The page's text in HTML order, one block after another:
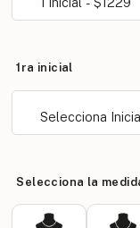
1ra inicial
Selecciona la